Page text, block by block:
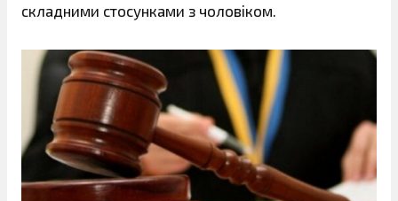
складними стосунками з чоловіком.